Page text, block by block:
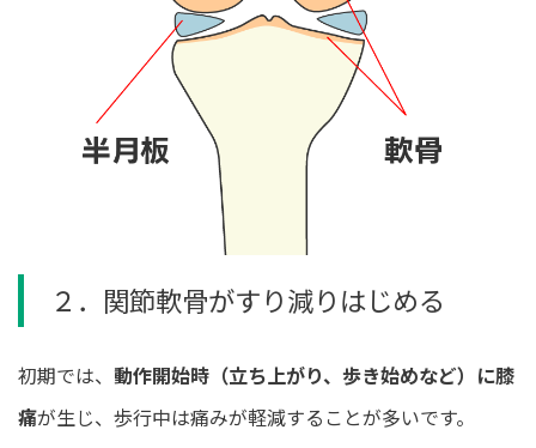
２．関節軟骨がすり減りはじめる
初期では、 動作開始時（立ち上がり、歩き始めなど）に膝
痛が生じ、歩行中は痛みが軽減することが多いです。